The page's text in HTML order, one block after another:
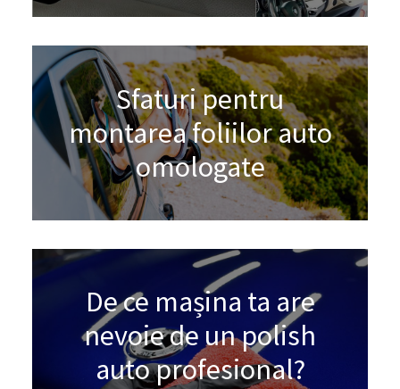
Sfaturi pentru
montarea foliilor auto
omologate
De ce mașina ta are
nevoie de un polish
auto profesional?